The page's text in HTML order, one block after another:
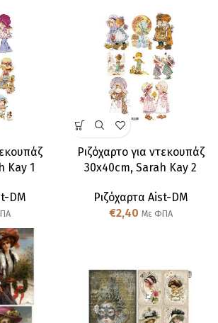
Kay 1
DM
Ριζόχαρτo για ντεκουπάζ
30x40cm, Sarah Kay 2
Ριζόχαρτα Aist-DM
€2,40 Με ΦΠΑ